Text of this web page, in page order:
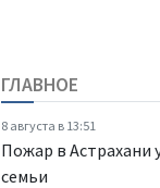
ГЛАВНОЕ
8 августа в 13:51
Пожар в Астрахани
семьи